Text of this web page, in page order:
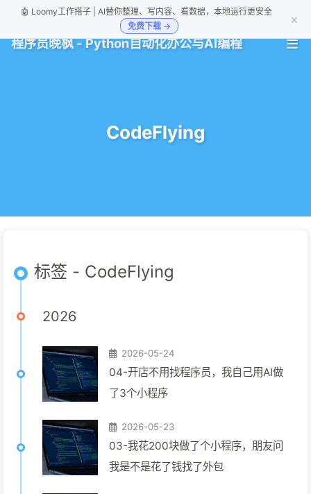
🤖 Loomy工作搭子 | AI替你整理、写内容、看数据，本地运行更安全
免费下载 →
×
程序员晚枫 - Python自动化办公与AI编程
CodeFlying
标签 - CodeFlying
2026
2026-05-24
04-开店不用找程序员，我自己用AI做
了3个小程序
2026-05-23
03-我花200块做了个小程序，朋友问
我是不是花了钱找了外包